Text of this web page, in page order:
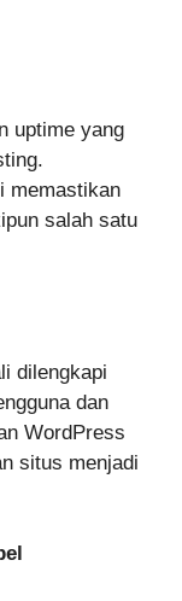
uptime yang
memastikan
salah satu
dilengkapi
dan
WordPress
situs menjadi